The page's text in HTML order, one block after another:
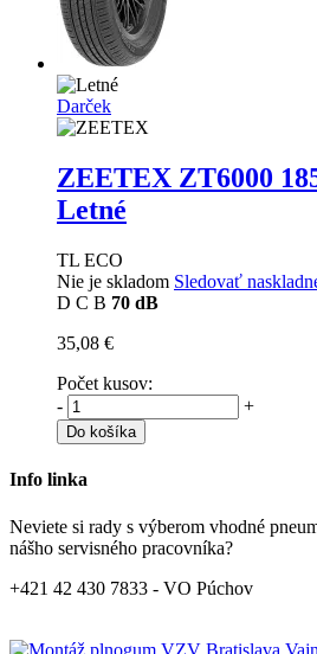
Darček
ZEETEX ZT6000
Letné
TL ECO
Nie je skladom Sledovať
D C B 70 dB
35,08 €
Počet kusov:
-
+
Do košíka
Info linka
Neviete si rady s výberom vhodné
nášho servisného pracovníka?
+421 42 430 7833 - VO Púchov